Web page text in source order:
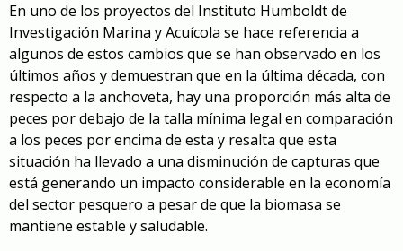
En uno de los proyectos del Instituto Humboldt de
Investigación Marina y Acuícola se hace referencia a
algunos de estos cambios que se han observado en los
últimos años y demuestran que en la última década, con
respecto a la anchoveta, hay una proporción más alta de
peces por debajo de la talla mínima legal en comparación
a los peces por encima de esta y resalta que esta
situación ha llevado a una disminución de capturas que
está generando un impacto considerable en la economía
del sector pesquero a pesar de que la biomasa se
mantiene estable y saludable.